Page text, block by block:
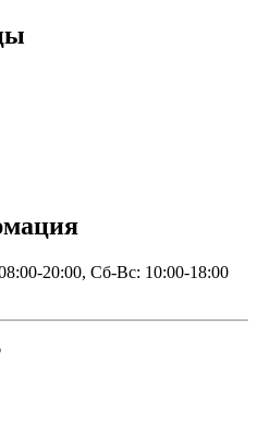
20:00, Сб-Вс: 10:00-18:00